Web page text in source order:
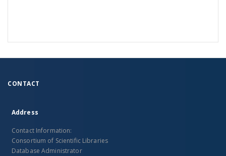
CONTACT
Address
Contact Information:
Consortium of Scientific Libraries
Database Administrator